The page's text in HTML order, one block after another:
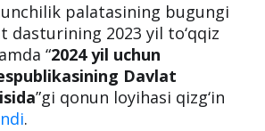
palatasining bugungi
dasturining 2023 yil to‘qqiz
“2024 yil uchun
Davlat
”gi qonun loyihasi qizg‘in
.